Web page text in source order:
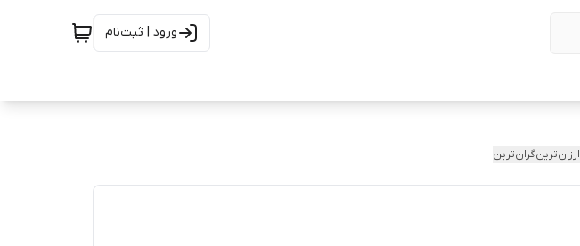
ورود | ثبت‌نام
ارزان‌ترینگران‌ترین